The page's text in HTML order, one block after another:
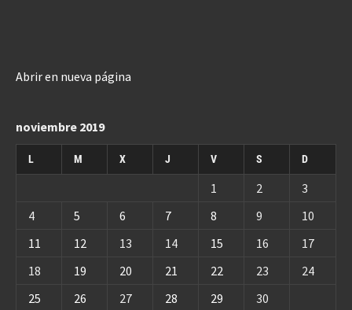
Abrir en nueva página
noviembre 2019
L M X J V S D
1 2
3
4
5 6 7 8 9
10
11
12 13 14 15 16
17
18
19 20 21 22 23
24
25
26 27 28 29 30